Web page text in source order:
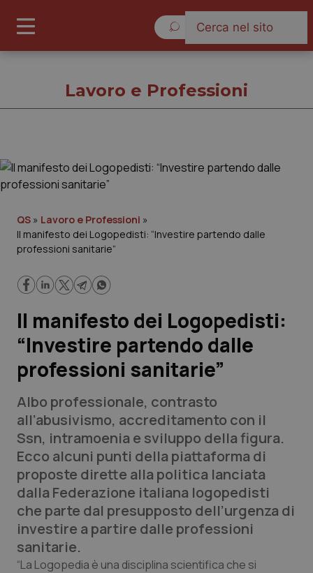
Governo e Parlamento
Regioni e Asl
Lavoro e Professioni
Scienza e Farmaci
Studi e Analisi
Lettere al direttore
Edizioni Regionali
QS Pro
Professionisti Sanitari.AI
Abruzzo
QS Pro Gold
Lavoro e Professioni
QS » Lavoro e Professioni »
Il manifesto dei Logopedisti: “Investire partendo dalle
professioni sanitarie”
Il manifesto dei Logopedisti:
“Investire partendo dalle
professioni sanitarie”
Albo professionale, contrasto
all’abusivismo, accreditamento con il
Ssn, intramoenia e sviluppo della figura.
Ecco alcuni punti della piattaforma di
proposte dirette alla politica lanciata
dalla Federazione italiana logopedisti
che parte dal presupposto dell’urgenza di
investire a partire dalle professioni
sanitarie.
“La Logopedia è una disciplina scientifica che si